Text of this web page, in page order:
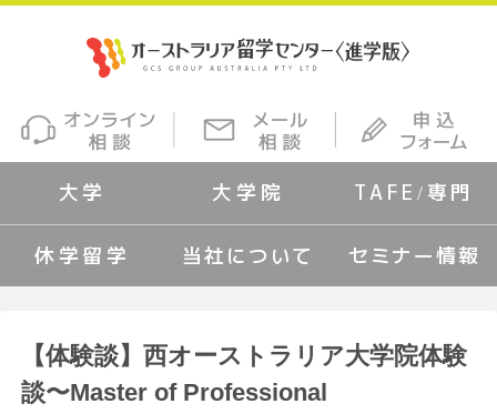
大学 大学院 TAFE/専門
休学留学 当社について セミナー情報
【体験談】西オーストラリア大学院体験
談〜Master of Professional